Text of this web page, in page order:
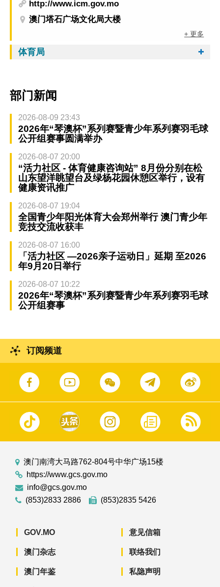
http://www.icm.gov.mo
澳门塔石广场文化局大楼
+ 更多
体育局
部门新闻
2026-08-09 23:43
2026年“琴澳杯”系列赛暨青少年系列赛羽毛球
公开组赛事圆满举办
2026-08-07 20:00
“活力社区 - 体育健康咨询站” 8月份分别在松
山东望洋眺望台及绿杨花园休憩区举行，设有
健康资讯推广
2026-08-07 19:04
全国青少年阳光体育大会郑州举行 澳门青少年
竞技交流收获丰
2026-08-07 16:00
「活力社区 —2026亲子运动日」延期 至2026
年9月20日举行
2026-08-07 10:22
2026年“琴澳杯”系列赛暨青少年系列赛羽毛球
公开组赛事
订阅频道
澳门南湾大马路762-804号中华广场15楼
https://www.gcs.gov.mo
info@gcs.gov.mo
(853)2833 2886
(853)2835 5426
GOV.MO
澳门杂志
澳门年鉴
意见信箱
联络我们
私隐声明